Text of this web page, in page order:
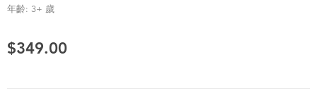
年齡: 3+ 歲
$349.00